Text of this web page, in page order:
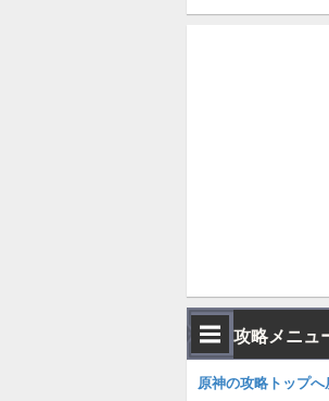
攻略メニュ
原神の攻略トップへ